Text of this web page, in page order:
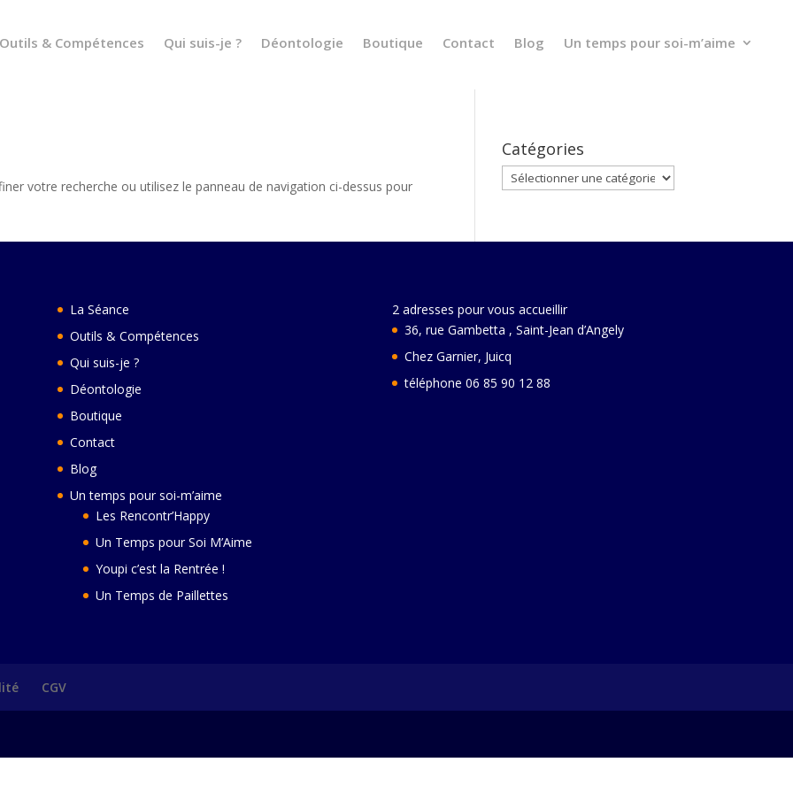
& Compétences Qui suis-je ? Déontologie Boutique Contact Blog Un temps pour soi-m’aime
votre recherche ou utilisez le panneau de navigation ci-dessus pour
Catégories
Catégories
La Séance
Outils & Compétences
Qui suis-je ?
Déontologie
Boutique
Contact
Blog
Un temps pour soi-m’aime
Les Rencontr’Happy
Un Temps pour Soi M’Aime
Youpi c’est la Rentrée !
Un Temps de Paillettes
2 adresses pour vous accueillir
36, rue Gambetta , Saint-Jean d’Angely
Chez Garnier, Juicq
téléphone 06 85 90 12 88
CGV